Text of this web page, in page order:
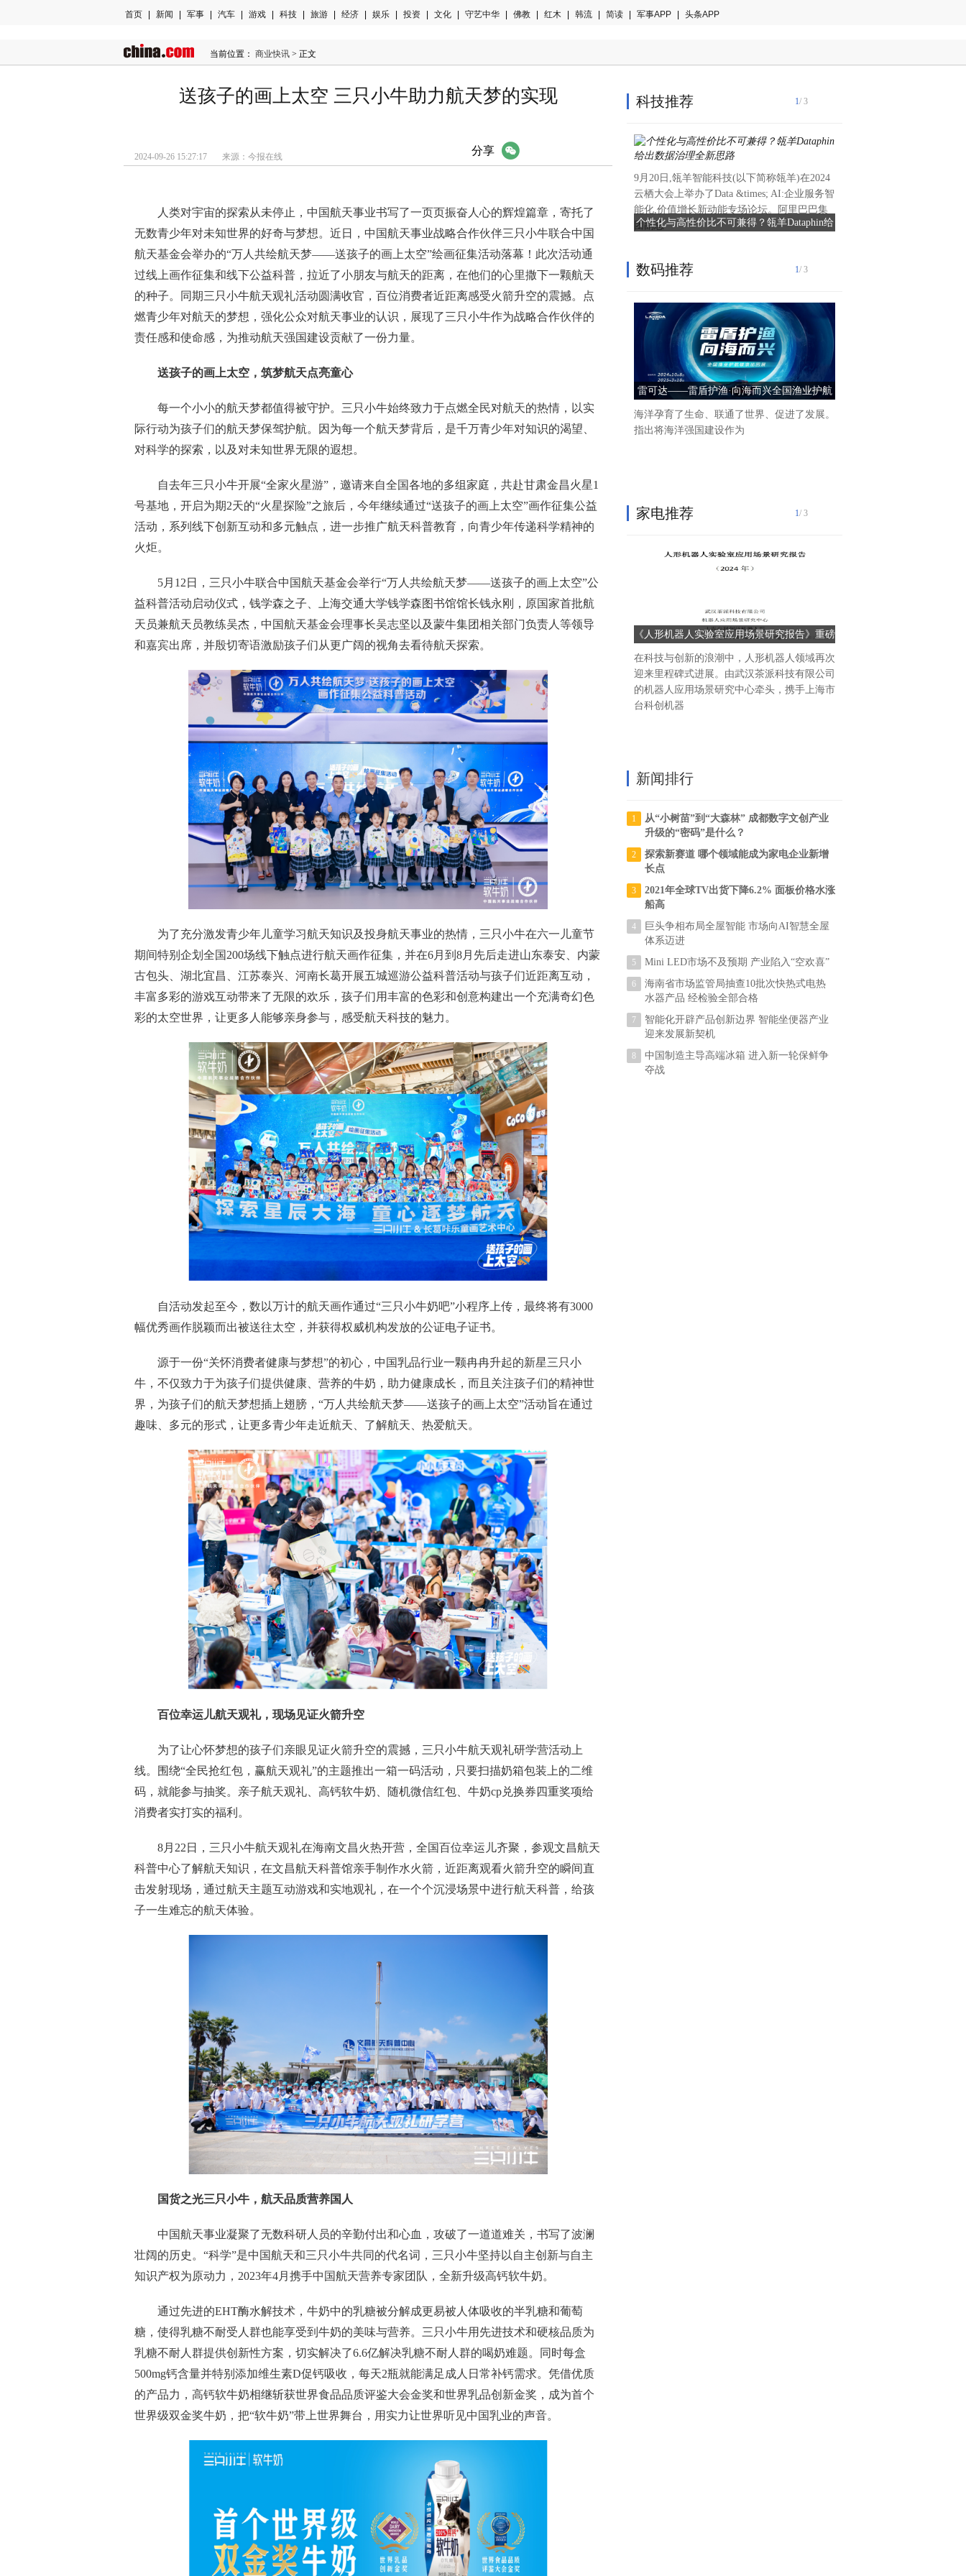
首页 新闻 军事 汽车 游戏 科技 旅游 经济 娱乐 投资 文化 守艺中华 佛教 红木 韩流 简读 军事APP 头条APP
当前位置： 商业快讯 > 正文
送孩子的画上太空 三只小牛助力航天梦的实现
2024-09-26 15:27:17 来源：今报在线 分享
人类对宇宙的探索从未停止，中国航天事业书写了一页页振奋人心的辉煌篇章，寄托了
无数青少年对未知世界的好奇与梦想。 近 日，中国航天事业战略合作伙伴三只小牛联合中国
航天基金会举办的“万人共绘航天梦——送孩子的画上太空”绘画征集活动落幕！此次活动通
过线上画作征集和线下公益科普，拉近了小朋友与航天的距离，在他们的心里撒下一颗航天
的种子。同期三只小牛航天观礼活动圆满收官，百位消费者近距离感受火箭升空的震撼。点
燃青少年对航天的梦想，强化公众对航天事业的认识，展现了三只小牛作为战略合作伙伴的
责任感和使命感，为推动航天强国建设贡献了一份力量。
送孩子的画上太空，筑梦航天点亮童心
每一个小小的航天梦都值得被守护。三只小牛始终致力于点燃全民对航天的热情，以实
际行动为孩子们的航天梦保驾护航。因为每一个航天梦背后，是千万青少年对知识的渴望、
对科学的探索，以及对未知世界无限的遐想。
自去年三只小牛开展“全家火星游”，邀请来自全国各地的多组家庭，共赴甘肃金昌火星1
号基地，开启为期2天的“火星探险”之旅后，今年继续通过“送孩子的画上太空”画作征集公益
活动，系列线下创新互动和多元触点，进一步推广航天科普教育，向青少年传递科学精神的
火炬。
5月12日，三只小牛联合中国航天基金会举行“万人共绘航天梦——送孩子的画上太空”公
益科普活动启动仪式，钱学森之子、上海交通大学钱学森图书馆馆长钱永刚，原国家首批航
天员兼航天员教练吴杰，中国航天基金会理事长吴志坚以及蒙牛集团相关部门负责人等领导
和嘉宾出席，并殷切寄语激励孩子们从更广阔的视角去看待航天探索。
为了充分激发青少年儿童学习航天知识及投身航天事业的热情，三只小牛在六一儿童节
期间特别企划全国200场线下触点进行航天画作征集，并在6月到8月先后走进山东泰安、内蒙
古包头、湖北宜昌、江苏泰兴、河南长葛开展五城巡游公益科普活动与孩子们近距离互动，
丰富多彩的游戏互动带来了无限的欢乐，孩子们用丰富的色彩和创意构建出一个充满奇幻色
彩的太空世界，让更多人能够亲身参与，感受航天科技的魅力。
自活动发起至今，数以万计的航天画作通过“三只小牛奶吧”小程序上传，最终将有3000
幅优秀画作脱颖而出被送往太空，并获得权威机构发放的公证电子证书。
源于一份“关怀消费者健康与梦想”的初心，中国乳品行业一颗冉冉升起的新星三只小
牛，不仅致力于为孩子们提供健康、营养的牛奶，助力健康成长，而且关注孩子们的精神世
界，为孩子们的航天梦想插上翅膀，“万人共绘航天梦——送孩子的画上太空”活动旨在通过
趣味、多元的形式，让更多青少年走近航天、了解航天、热爱航天。
百位幸运儿航天观礼，现场见证火箭升空
为了让心怀梦想的孩子们亲眼见证火箭升空的震撼，三只小牛航天观礼研学营活动上
线。围绕“全民抢红包，赢航天观礼”的主题推出一箱一码活动，只要扫描奶箱包装上的二维
码，就能参与抽奖。亲子航天观礼、高钙软牛奶、随机微信红包、牛奶cp兑换券四重奖项给
消费者实打实的福利。
8月22日，三只小牛航天观礼在海南文昌火热开营，全国百位幸运儿齐聚，参观文昌航天
科普中心了解航天知识，在文昌航天科普馆亲手制作水火箭， 近距离观看火箭升空的瞬间直
击发射现场，通过航天主题互动游戏和实地观礼，在一个个沉浸场景中进行航天科普，给孩
子一生难忘的航天体验。
国货之光三只小牛，航天品质营养国人
中国航天事业凝聚了无数科研人员的辛勤付出和心血，攻破了一道道难关，书写了波澜
壮阔的历史。“科学”是中国航天和三只小牛共同的代名词，三只小牛坚持以自主创新与自主
知识产权为原动力，2023年4月携手中国航天营养专家团队，全新升级高钙软牛奶。
通过先进的EHT酶水解技术，牛奶中的乳糖被分解成更易被人体吸收的半乳糖和葡萄
糖，使得乳糖不耐受人群也能享受到牛奶的美味与营养。三只小牛用先进技术和硬核品质为
乳糖不耐人群提供创新性方案，切实解决了6.6亿解决乳糖不耐人群的喝奶难题。同时每盒
500mg钙含量并特别添加维生素D促钙吸收，每天2瓶就能满足成人日常补钙需求。凭借优质
的产品力，高钙软牛奶相继斩获世界食品品质评鉴大会金奖和世界乳品创新金奖，成为首个
世界级双金奖牛奶，把“软牛奶”带上世界舞台，用实力让世界听见中国乳业的声音。
科技推荐
个性化与高性价比不可兼得？瓴羊Dataphin给
9月20日,瓴羊智能科技(以下简称瓴羊)在2024
云栖大会上举办了Data &times; AI:企业服务智
能化,价值增长新动能专场论坛。阿里巴巴集
团副总
1/ 3
数码推荐
雷可达——雷盾护渔·向海而兴全国渔业护航
破浪巡回展正式启动
海洋孕育了生命、联通了世界、促进了发展。
指出将海洋强国建设作为
1/ 3
家电推荐
《人形机器人实验室应用场景研究报告》重磅
发布，开启智能机器人新时代
在科技与创新的浪潮中，人形机器人领域再次
迎来里程碑式进展。由武汉茶派科技有限公司
的机器人应用场景研究中心牵头，携手上海市
台科创机器
1/ 3
新闻排行
1
从“小树苗”到“大森林” 成都数字文创产业
升级的“密码”是什么？
2
探索新赛道 哪个领域能成为家电企业新增
长点
3
2021年全球TV出货下降6.2% 面板价格水涨
船高
4
巨头争相布局全屋智能 市场向AI智慧全屋
体系迈进
5 Mini LED市场不及预期 产业陷入“空欢喜”
6
海南省市场监管局抽查10批次快热式电热
水器产品 经检验全部合格
7
智能化开辟产品创新边界 智能坐便器产业
迎来发展新契机
8
中国制造主导高端冰箱 进入新一轮保鲜争
夺战